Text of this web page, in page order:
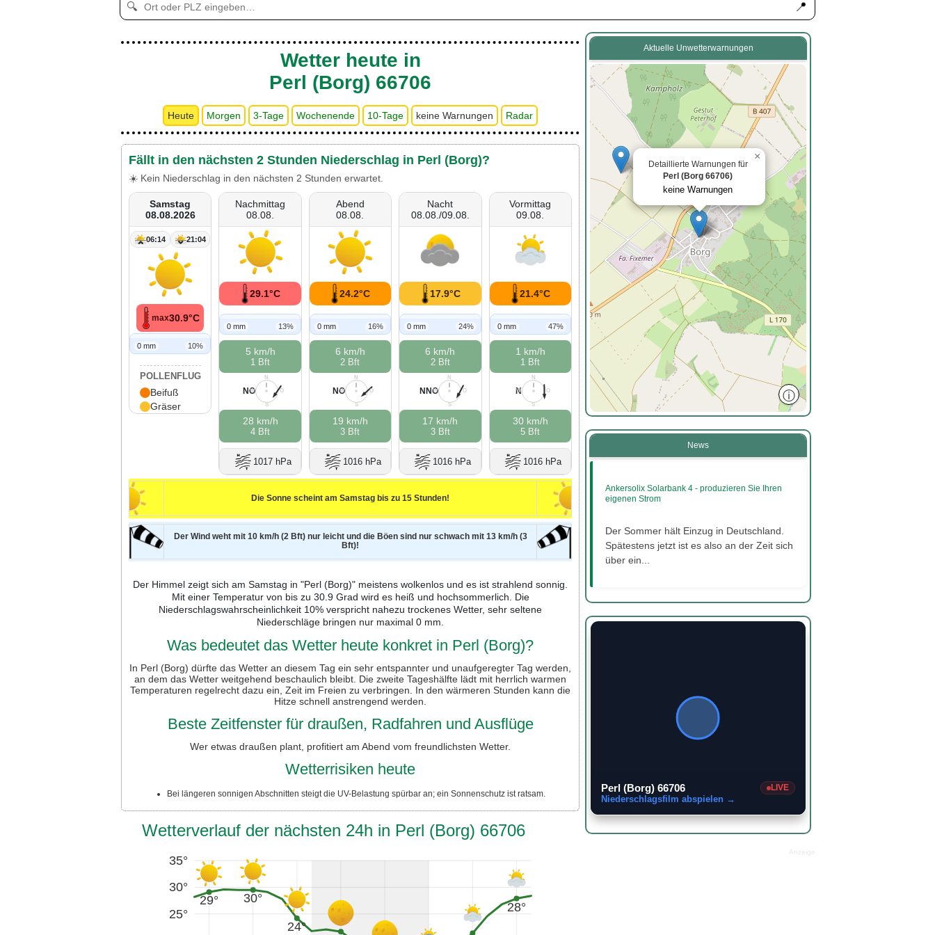
🔍 📍
Wetter heute in
Perl (Borg) 66706
Heute Morgen 3-Tage Wochenende 10-Tage keine Warnungen Radar
Fällt in den nächsten 2 Stunden Niederschlag in Perl (Borg)?
☀️ Kein Niederschlag in den nächsten 2 Stunden erwartet.
Samstag
08.08.2026
06:14 21:04
max30.9°C
0 mm 10%
POLLENFLUG
Beifuß
Gräser
Nachmittag
08.08.
29.1°C
0 mm 13%
5 km/h
1 Bft
N
O
S
W
NO
28 km/h
4 Bft
1017 hPa
Abend
08.08.
24.2°C
0 mm 16%
6 km/h
2 Bft
N
O
S
W
NO
19 km/h
3 Bft
1016 hPa
Nacht
08.08./09.08.
17.9°C
0 mm 24%
6 km/h
2 Bft
N
O
S
W
NNO
17 km/h
3 Bft
1016 hPa
Vormittag
09.08.
21.4°C
0 mm 47%
1 km/h
1 Bft
N
O
S
W
N
30 km/h
5 Bft
1016 hPa
Die Sonne scheint am Samstag bis zu 15 Stunden!
Der Wind weht mit 10 km/h (2 Bft) nur leicht und die Böen sind nur schwach mit 13 km/h (3
Bft)!
Der Himmel zeigt sich am Samstag in "Perl (Borg)" meistens wolkenlos und es ist strahlend sonnig.
Mit einer Temperatur von bis zu 30.9 Grad wird es heiß und hochsommerlich. Die
Niederschlagswahrscheinlichkeit 10% verspricht nahezu trockenes Wetter, sehr seltene
Niederschläge bringen nur maximal 0 mm.
Was bedeutet das Wetter heute konkret in Perl (Borg)?
In Perl (Borg) dürfte das Wetter an diesem Tag ein sehr entspannter und unaufgeregter Tag werden,
an dem das Wetter weitgehend beschaulich bleibt. Die zweite Tageshälfte lädt mit herrlich warmen
Temperaturen regelrecht dazu ein, Zeit im Freien zu verbringen. In den wärmeren Stunden kann die
Hitze schnell anstrengend werden.
Beste Zeitfenster für draußen, Radfahren und Ausflüge
Wer etwas draußen plant, profitiert am Abend vom freundlichsten Wetter.
Wetterrisiken heute
Bei längeren sonnigen Abschnitten steigt die UV-Belastung spürbar an; ein Sonnenschutz ist ratsam.
Wetterverlauf der nächsten 24h in Perl (Borg) 66706
25°
30°
35°
29° 30°
24°
28°
Aktuelle Unwetterwarnungen
Detaillierte Warnungen für
Perl (Borg 66706)
keine Warnungen
×
ⓘ
News
Ankersolix Solarbank 4 - produzieren Sie Ihren
eigenen Strom
Der Sommer hält Einzug in Deutschland.
Spätestens jetzt ist es also an der Zeit sich
über ein...
Perl (Borg) 66706 LIVE
Niederschlagsfilm abspielen →